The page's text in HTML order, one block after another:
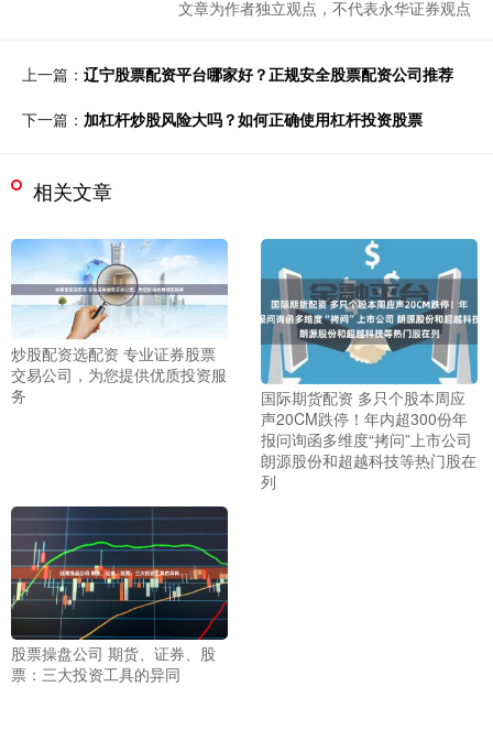
文章为作者独立观点，不代表永华证券观点
上一篇： 辽宁股票配资平台哪家好？正规安全股票配资公司推荐
下一篇： 加杠杆炒股风险大吗？如何正确使用杠杆投资股票
相关文章
炒股配资选配资 专业证券股票
交易公司，为您提供优质投资服
务
国际期货配资 多只个股本周应
声20CM跌停！年内超300份年
报问询函多维度“拷问”上市公司
朗源股份和超越科技等热门股在
列
股票操盘公司 期货、证券、股
票：三大投资工具的异同